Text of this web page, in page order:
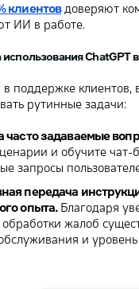
клиентовдоверяют
ИИ в работе.
ChatGPT
поддержке клиентов,
рутинные задачи:
часто задаваемые
и обучите чат-
запросы
передача
опыта.Благодаря
обработки жалоб
и